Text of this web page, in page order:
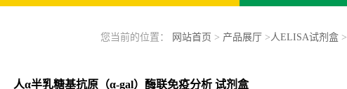
您当前的位置： 网站首页 > 产品展厅 >人ELISA试剂盒>
人α半乳糖基抗原（α-gal）酶联免疫分析 试剂盒